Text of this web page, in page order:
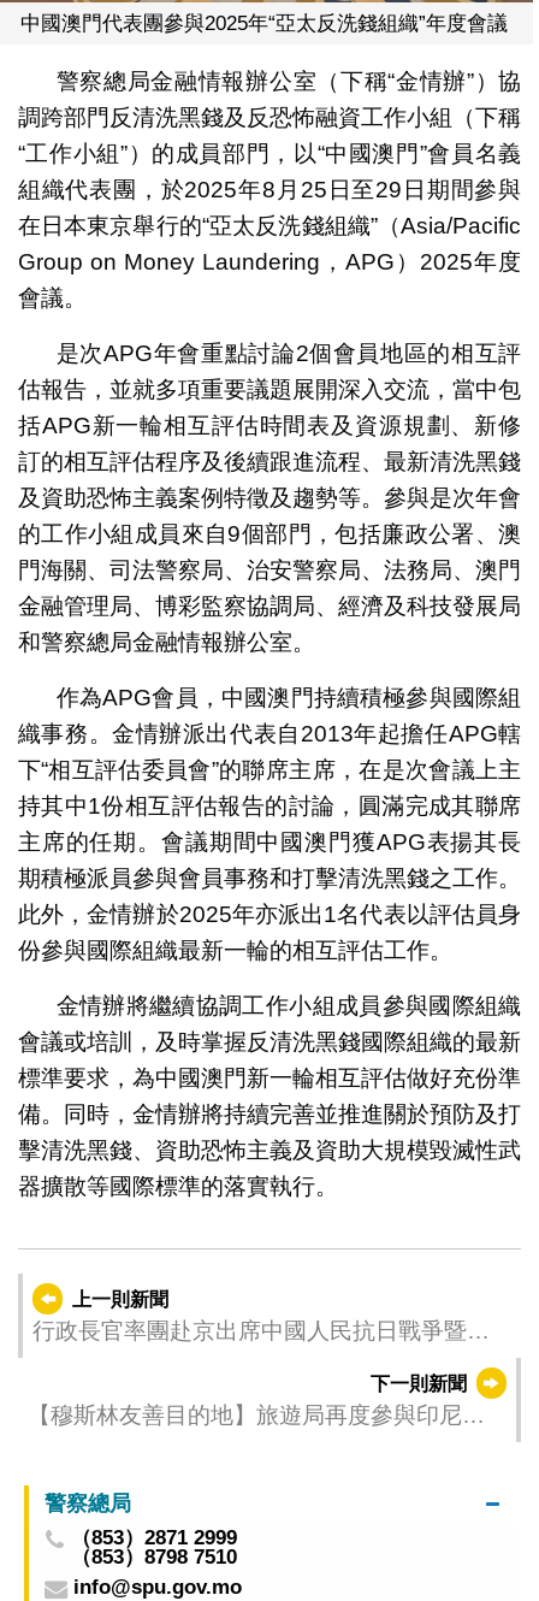
中國澳門代表團參與2025年“亞太反洗錢組織”年度會議
警察總局金融情報辦公室（下稱“金情辦”）協
調跨部門反清洗黑錢及反恐怖融資工作小組（下稱
“工作小組”）的成員部門，以“中國澳門”會員名義
組織代表團，於2025年8月25日至29日期間參與
在日本東京舉行的“亞太反洗錢組織”（Asia/Pacific
Group on Money Laundering，APG）2025年度
會議。
是次APG年會重點討論2個會員地區的相互評
估報告，並就多項重要議題展開深入交流，當中包
括APG新一輪相互評估時間表及資源規劃、新修
訂的相互評估程序及後續跟進流程、最新清洗黑錢
及資助恐怖主義案例特徵及趨勢等。參與是次年會
的工作小組成員來自9個部門，包括廉政公署、澳
門海關、司法警察局、治安警察局、法務局、澳門
金融管理局、博彩監察協調局、經濟及科技發展局
和警察總局金融情報辦公室。
作為APG會員，中國澳門持續積極參與國際組
織事務。金情辦派出代表自2013年起擔任APG轄
下“相互評估委員會”的聯席主席，在是次會議上主
持其中1份相互評估報告的討論，圓滿完成其聯席
主席的任期。會議期間中國澳門獲APG表揚其長
期積極派員參與會員事務和打擊清洗黑錢之工作。
此外，金情辦於2025年亦派出1名代表以評估員身
份參與國際組織最新一輪的相互評估工作。
金情辦將繼續協調工作小組成員參與國際組織
會議或培訓，及時掌握反清洗黑錢國際組織的最新
標準要求，為中國澳門新一輪相互評估做好充份準
備。同時，金情辦將持續完善並推進關於預防及打
擊清洗黑錢、資助恐怖主義及資助大規模毀滅性武
器擴散等國際標準的落實執行。
上一則新聞
行政長官率團赴京出席中國人民抗日戰爭暨世
下一則新聞
【穆斯林友善目的地】旅遊局再度參與印尼國
警察總局
（853）2871 2999
（853）8798 7510
info@spu.gov.mo